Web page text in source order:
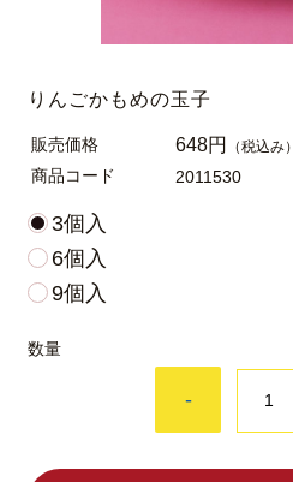
りんごかもめの玉子
販売価格 648円 （税込み）
商品コード 2011530
3個入
6個入
9個入
数量
-